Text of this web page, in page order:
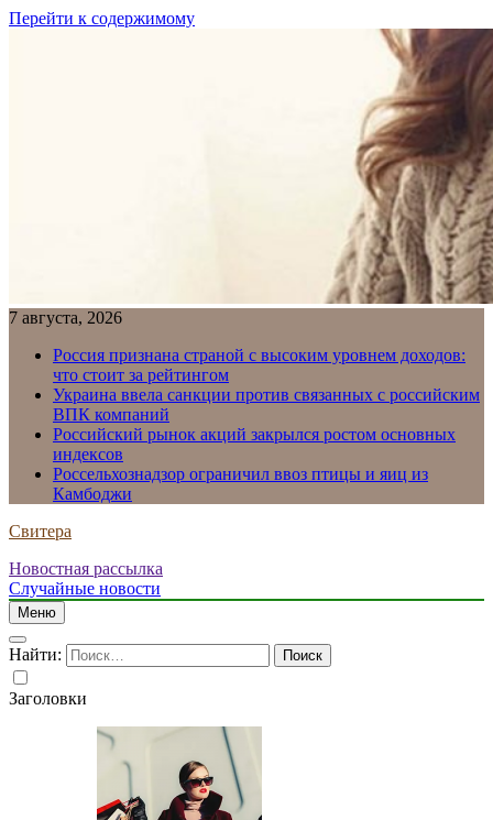
Перейти к содержимому
7 августа, 2026
Россия признана страной с высоким уровнем доходов:
что стоит за рейтингом
Украина ввела санкции против связанных с российским
ВПК компаний
Российский рынок акций закрылся ростом основных
индексов
Россельхознадзор ограничил ввоз птицы и яиц из
Камбоджи
Свитера
Новостная рассылка
Случайные новости
Меню
Найти:
Заголовки